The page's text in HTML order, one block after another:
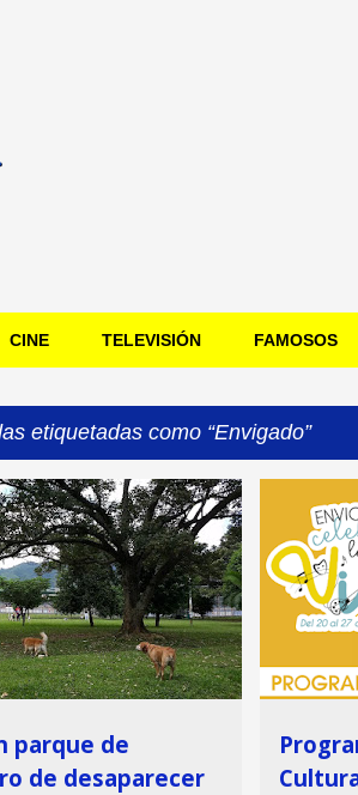
CINE TELEVISIÓN FAMOSOS
etiquetadas como Envigado
parque de
de desaparecer
+3 ASÍ LO VE